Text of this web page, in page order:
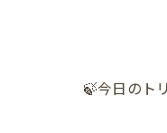
🍃今日のト